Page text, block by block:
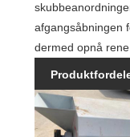
afgangsåbningen
dermed opnå